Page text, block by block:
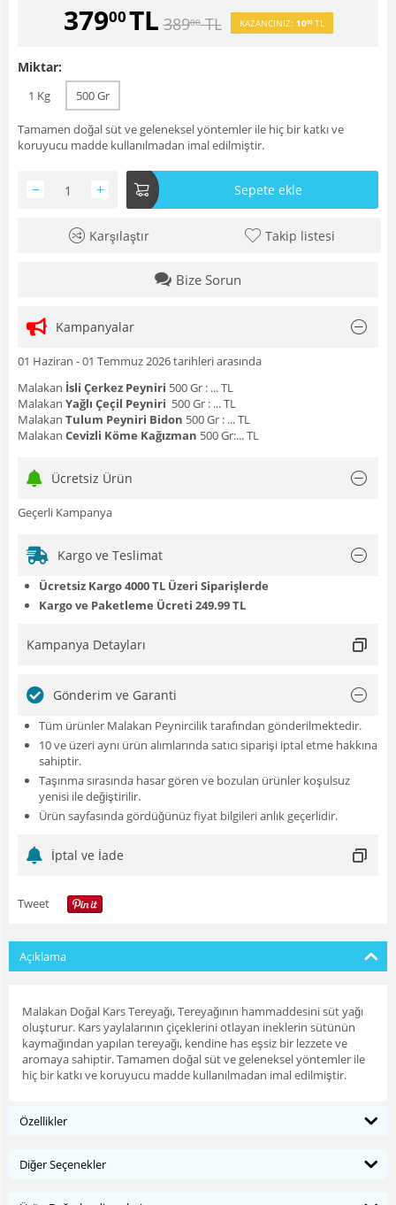
37900TL 38900 TL KAZANCINIZ: 1000TL
Miktar:
1 Kg 500 Gr
Tamamen doğal süt ve geleneksel yöntemler ile hiç bir katkı ve
koruyucu madde kullanılmadan imal edilmiştir.
+
− Sepete ekle
Karşılaştır Takip listesi
Bize Sorun
Kampanyalar
01 Haziran - 01 Temmuz 2026 tarihleri arasında
Malakan İsli Çerkez Peyniri 500 Gr : ... TL
Malakan Yağlı Çeçil Peyniri 500 Gr : ... TL
Malakan Tulum Peyniri Bidon 500 Gr : ... TL
Malakan Cevizli Köme Kağızman 500 Gr:... TL
Ücretsiz Ürün
Geçerli Kampanya
Kargo ve Teslimat
Ücretsiz Kargo 4000 TL Üzeri Siparişlerde
Kargo ve Paketleme Ücreti 249.99 TL
Kampanya Detayları
Gönderim ve Garanti
Tüm ürünler Malakan Peynircilik tarafından gönderilmektedir.
10 ve üzeri aynı ürün alımlarında satıcı siparişi iptal etme hakkına
sahiptir.
Taşınma sırasında hasar gören ve bozulan ürünler koşulsuz
yenisi ile değiştirilir.
Ürün sayfasında gördüğünüz fiyat bilgileri anlık geçerlidir.
İptal ve İade
Tweet
Açıklama
Malakan Doğal Kars Tereyağı, Tereyağının hammaddesini süt yağı
oluşturur. Kars yaylalarının çiçeklerini otlayan ineklerin sütünün
kaymağından yapılan tereyağı, kendine has eşsiz bir lezzete ve
aromaya sahiptir. Tamamen doğal süt ve geleneksel yöntemler ile
hiç bir katkı ve koruyucu madde kullanılmadan imal edilmiştir.
Özellikler
Diğer Seçenekler